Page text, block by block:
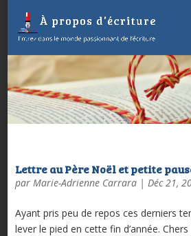
Lettre au Père Noël et petite
par Marie-Adrienne Carrara| Déc 21,
Ayant pris peu de repos ces derniers
lever le pied en cette fin d’année.